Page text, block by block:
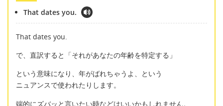
That dates you.
That dates you.
で、直訳すると「それがあなたの年齢を特定する」
という意味になり、年がばれちゃうよ、という
ニュアンスで使われたりします。
端的にズバッと言いたい時などはいいかもしれません。